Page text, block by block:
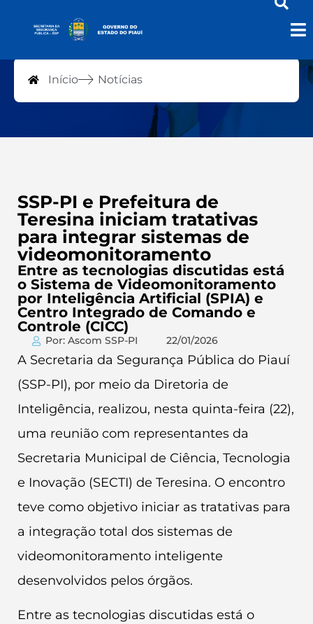
Notícias
Início Notícias
SSP-PI e Prefeitura de
Teresina iniciam tratativas
para integrar sistemas de
videomonitoramento
Entre as tecnologias discutidas está
o Sistema de Videomonitoramento
por Inteligência Artificial (SPIA) e
Centro Integrado de Comando e
Controle (CICC)
Por: Ascom SSP-PI 22/01/2026
A Secretaria da Segurança Pública do Piauí
(SSP-PI), por meio da Diretoria de
Inteligência, realizou, nesta quinta-feira (22),
uma reunião com representantes da
Secretaria Municipal de Ciência, Tecnologia
e Inovação (SECTI) de Teresina. O encontro
teve como objetivo iniciar as tratativas para
a integração total dos sistemas de
videomonitoramento inteligente
desenvolvidos pelos órgãos.
Entre as tecnologias discutidas está o